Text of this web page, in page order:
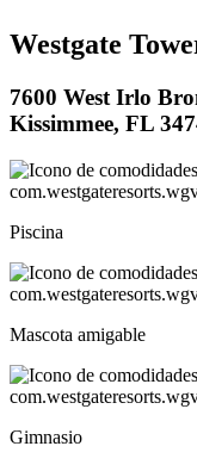
Westgate
7600 West Irlo
Kissimmee, FL
Piscina
Mascota amigable
Gimnasio